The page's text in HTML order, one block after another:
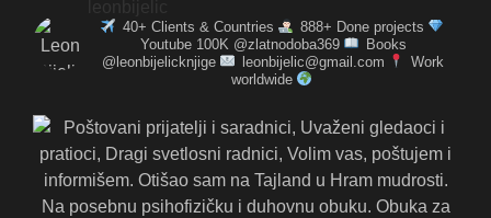
40+ Clients & Countries
888+ Done projects
Youtube 100K @zlatnodoba369
Books
@leonbijelicknjige
leonbijelic@gmail.com
Work
worldwide